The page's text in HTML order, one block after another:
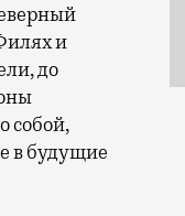
и
до
собой,
в будущие